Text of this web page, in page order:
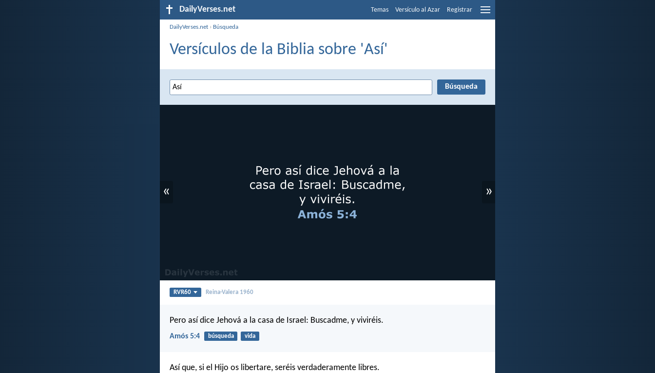
DailyVerses.net Temas Versículo al Azar Registrar
DailyVerses.net › Búsqueda
Versículos de la Biblia sobre 'Así'
« »
RVR60 Reina-Valera 1960
Pero así dice Jehová a la casa de Israel: Buscadme, y viviréis.
Amós 5:4 búsqueda vida
Así que, si el Hijo os libertare, seréis verdaderamente libres.